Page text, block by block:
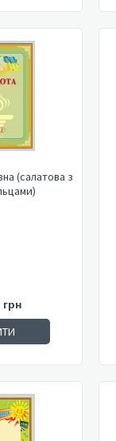
(салатова з
грн